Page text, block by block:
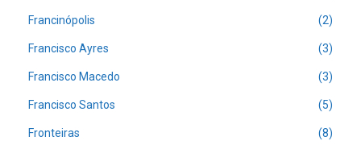
Francinópolis (2)
Francisco Ayres (3)
Francisco Macedo (3)
Francisco Santos (5)
Fronteiras (8)